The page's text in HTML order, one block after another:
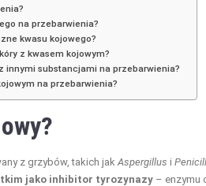
na przebarwienia?
kwasu kojowego?
z kwasem kojowym?
innymi substancjami na przebarwienia?
na przebarwienia?
z grzybów, takich jak Aspergillus i
jako inhibitor tyrozynazy – enzymu